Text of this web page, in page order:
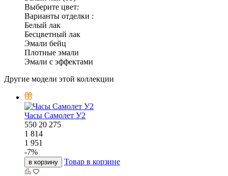
Выберите цвет:
Варианты отделки :
Белый лак
Бесцветный лак
Эмали бейц
Плотные эмали
Эмали с эффектами
Другие модели этой коллекции
Часы Самолет У2
550 20 275
1 814
1 951
-7%
в корзину Товар в корзине